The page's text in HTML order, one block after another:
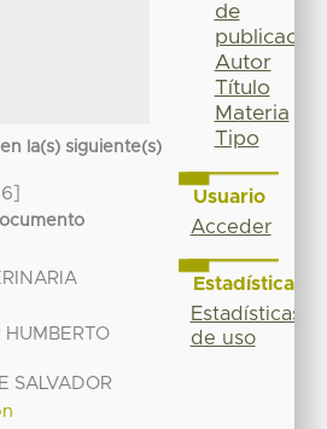
la(s) siguiente(s)
HUMBERTO
SALVADOR
de
publicación
Autor
Título
Materia
Tipo
Usuario
Acceder
Estadísticas
Estadísticas
de uso